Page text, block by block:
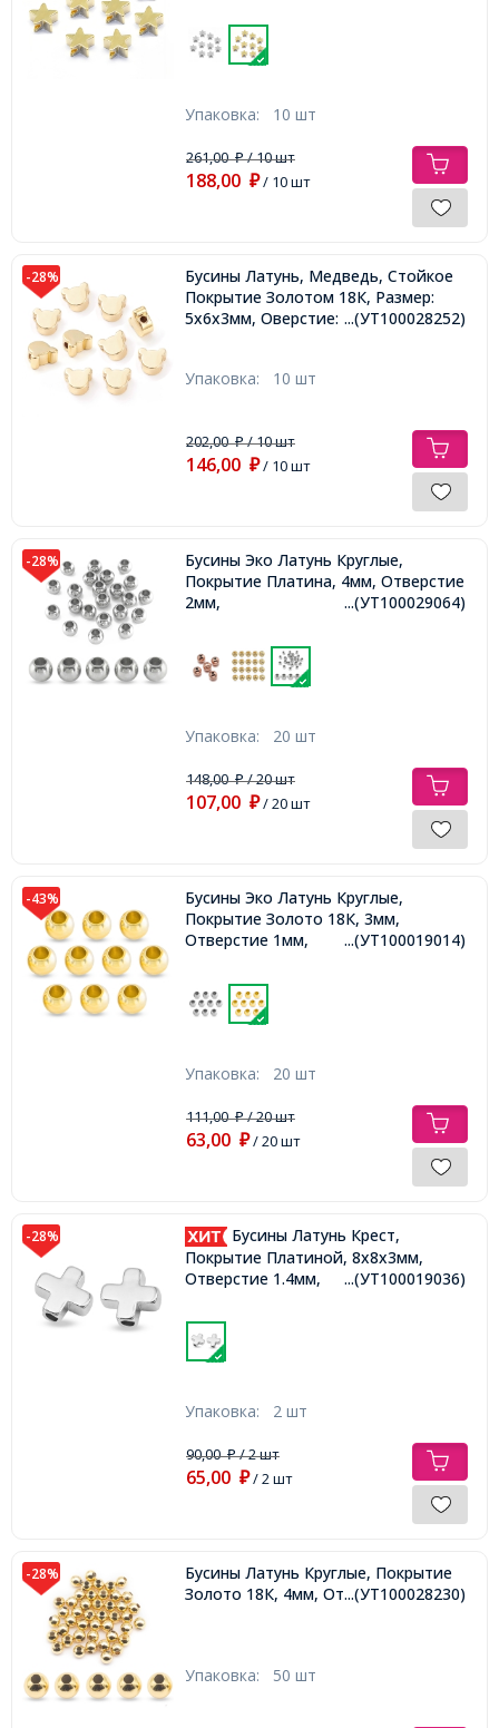
Упаковка: 10 шт
261,00₽/ 10 шт
188,00 ₽/ 10 шт
-28%
Бусины Латунь, Медведь, Стойкое
Покрытие Золотом 18К, Размер:
5х6х3мм, Оверстие: 1.2мм,...(УТ100028252)
Упаковка: 10 шт
202,00₽/ 10 шт
146,00 ₽/ 10 шт
-28%
Бусины Эко Латунь Круглые,
Покрытие Платина, 4мм, Отверстие
2мм,
...(УТ100029064)
Упаковка: 20 шт
148,00₽/ 20 шт
107,00 ₽/ 20 шт
-43%
Бусины Эко Латунь Круглые,
Покрытие Золото 18К, 3мм,
Отверстие 1мм,
...(УТ100019014)
Упаковка: 20 шт
111,00₽/ 20 шт
63,00 ₽/ 20 шт
-28%
Бусины Латунь Крест,
Покрытие Платиной, 8х8х3мм,
Отверстие 1.4мм,
...(УТ100019036)
Упаковка: 2 шт
90,00₽/ 2 шт
65,00 ₽/ 2 шт
-28%
Бусины Латунь Круглые, Покрытие
Золото 18К, 4мм, Отверстие 1.2мм,
...(УТ100028230)
Упаковка: 50 шт